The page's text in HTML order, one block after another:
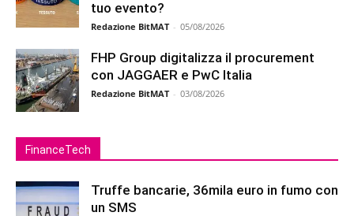
tuo evento?
Redazione BitMAT - 05/08/2026
FHP Group digitalizza il procurement
con JAGGAER e PwC Italia
Redazione BitMAT - 03/08/2026
FinanceTech
Truffe bancarie, 36mila euro in fumo con
un SMS